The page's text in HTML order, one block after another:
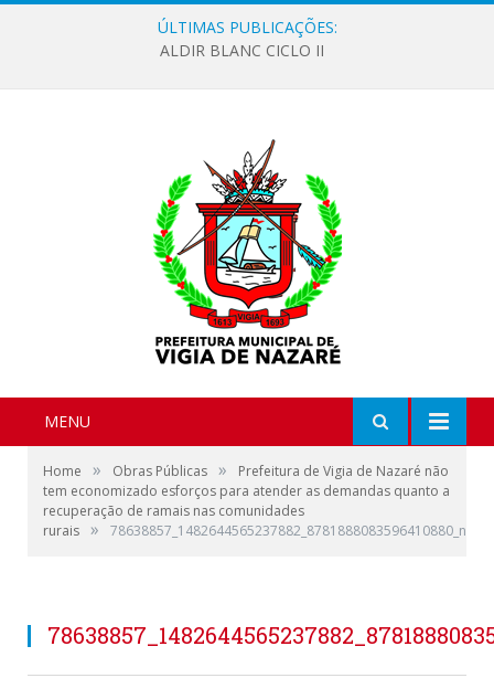
ÚLTIMAS PUBLICAÇÕES:
ALDIR BLANC CICLO II
MENU
Home » Obras Públicas »
Prefeitura de Vigia de Nazaré não
tem economizado esforços para atender as demandas quanto a
recuperação de ramais nas comunidades
rurais » 78638857_1482644565237882_8781888083596410880_n